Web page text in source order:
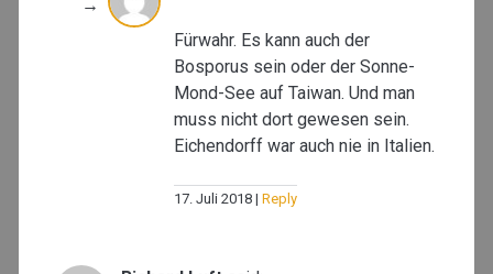
Fürwahr. Es kann auch der
Bosporus sein oder der Sonne-
Mond-See auf Taiwan. Und man
muss nicht dort gewesen sein.
Eichendorff war auch nie in Italien.
17. Juli 2018 Reply